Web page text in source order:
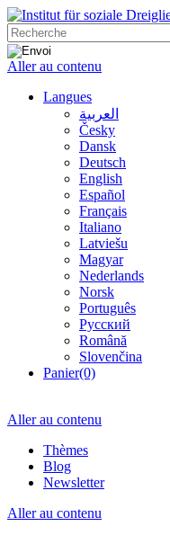
Aller au contenu
Langues
العربية
Česky
Dansk
Deutsch
English
Español
Français
Italiano
Latviešu
Magyar
Nederlands
Norsk
Português
Русский
Română
Slovenčina
Panier(0)
Aller au contenu
Thèmes
Blog
Newsletter
Aller au contenu